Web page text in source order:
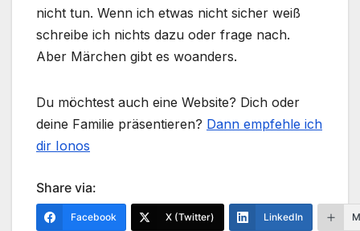
nicht tun. Wenn ich etwas nicht sicher weiß
schreibe ich nichts dazu oder frage nach.
Aber Märchen gibt es woanders.
Du möchtest auch eine Website? Dich oder
deine Familie präsentieren? Dann empfehle ich
dir Ionos
Share via:
Facebook X (Twitter) LinkedIn